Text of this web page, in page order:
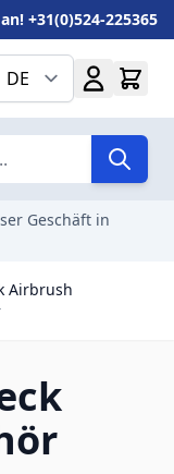
+31(0)524-225365
DE
Geschäft in
Airbrush